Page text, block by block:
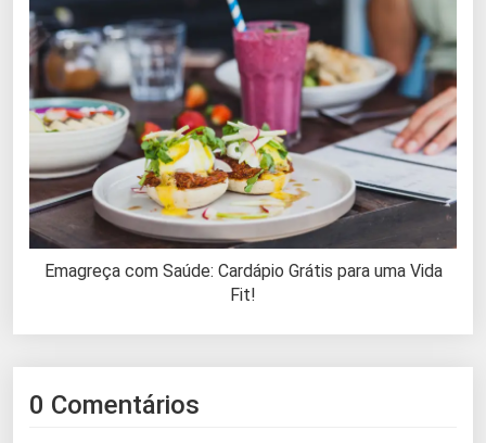
Emagreça com Saúde: Cardápio Grátis para uma Vida
Fit!
0 Comentários